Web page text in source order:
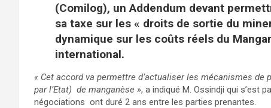
(Comilog), un Addendum devant
sa taxe sur les « droits de sortie du
dynamique sur les coûts réels du
international.
« Cet accord va permettre d’actualiser les mécanismes
par l’Etat) de manganèse », a indiqué M. Ossindji qui s’est
négociations ont duré 2 ans entre les parties prenantes.